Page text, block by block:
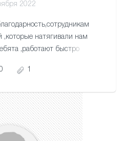
2022
натягивали нам
,работают быстро
1